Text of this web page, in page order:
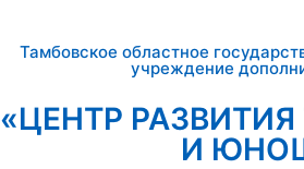
Тамбовское областное
учреждение
«ЦЕНТР
И